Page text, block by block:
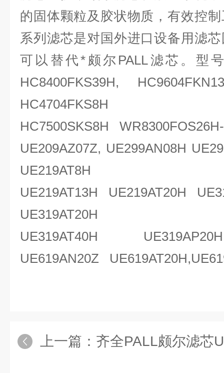
的固体颗粒及胶状物质，有效控
系列滤芯是对国外进口设备用滤
可以替代*颇尔PALL滤芯。型号
HC8400FKS39H,
HC4704FKS8H
HC7500SKS8H
UE209AZ07Z, UE299AN08H
UE219AT8H
UE219AT13H UE219AT20H
UE319AT20H
UE319AT40H
UE619AN20Z
上一篇： 齐全PALL颇尔滤芯